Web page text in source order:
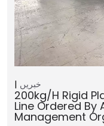
خبریں
200kg/h Rigid
Line Ordered
Management